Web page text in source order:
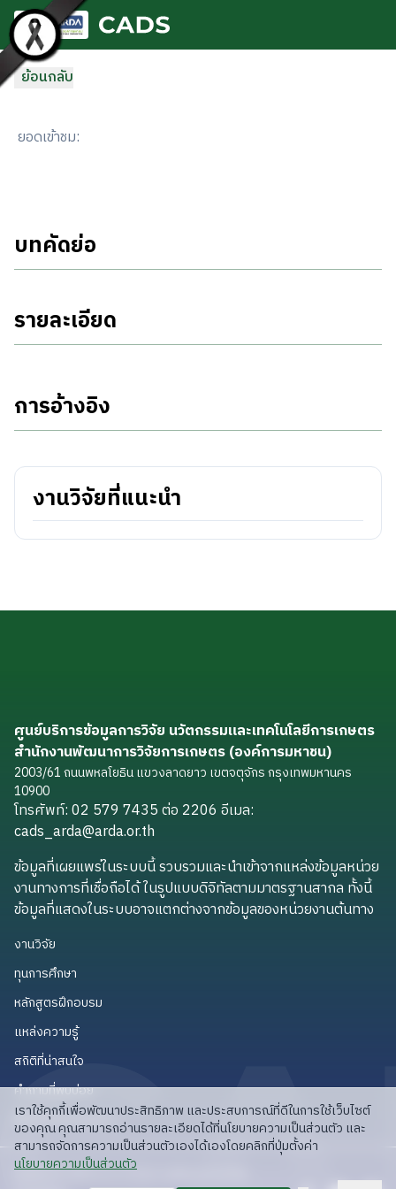
ข้ามไปยังเนื้อหาหลัก
ย้อนกลับ
ยอดเข้าชม:
บทคัดย่อ
รายละเอียด
การอ้างอิง
งานวิจัยที่แนะนำ
ศูนย์บริการข้อมูลการวิจัย นวัตกรรมและเทคโนโลยีการเกษตร
สำนักงานพัฒนาการวิจัยการเกษตร (องค์การมหาชน)
2003/61 ถนนพหลโยธิน แขวงลาดยาว เขตจตุจักร กรุงเทพมหานคร
10900
โทรศัพท์: 02 579 7435 ต่อ 2206 อีเมล:
cads_arda@arda.or.th
ข้อมูลที่เผยแพร่ในระบบนี้ รวบรวมและนำเข้าจากแหล่งข้อมูลหน่วย
งานทางการที่เชื่อถือได้ ในรูปแบบดิจิทัลตามมาตรฐานสากล ทั้งนี้
ข้อมูลที่แสดงในระบบอาจแตกต่างจากข้อมูลของหน่วยงานต้นทาง
งานวิจัย
ทุนการศึกษา
หลักสูตรฝึกอบรม
แหล่งความรู้แหล่งความรู้
สถิติที่น่าสนใจ
คำถามที่พบบ่อยคำถามที่พบบ่อย
API สำหรับนักพัฒนาAPI สำหรับนักพัฒนา
ลิขสิทธิ์ © 2025 สวก: สำนักงานพัฒนาการวิจัย
เราใช้คุกกี้เพื่อพัฒนาประสิทธิภาพ และประสบการณ์ที่ดีในการใช้เว็บไซต์
ของคุณ คุณสามารถอ่านรายละเอียดได้ที่นโยบายความเป็นส่วนตัว และ
สามารถจัดการความเป็นส่วนตัวเองได้เองโดยคลิกที่ปุ่มตั้งค่า
read privacy policy
นโยบายความเป็นส่วนตัว